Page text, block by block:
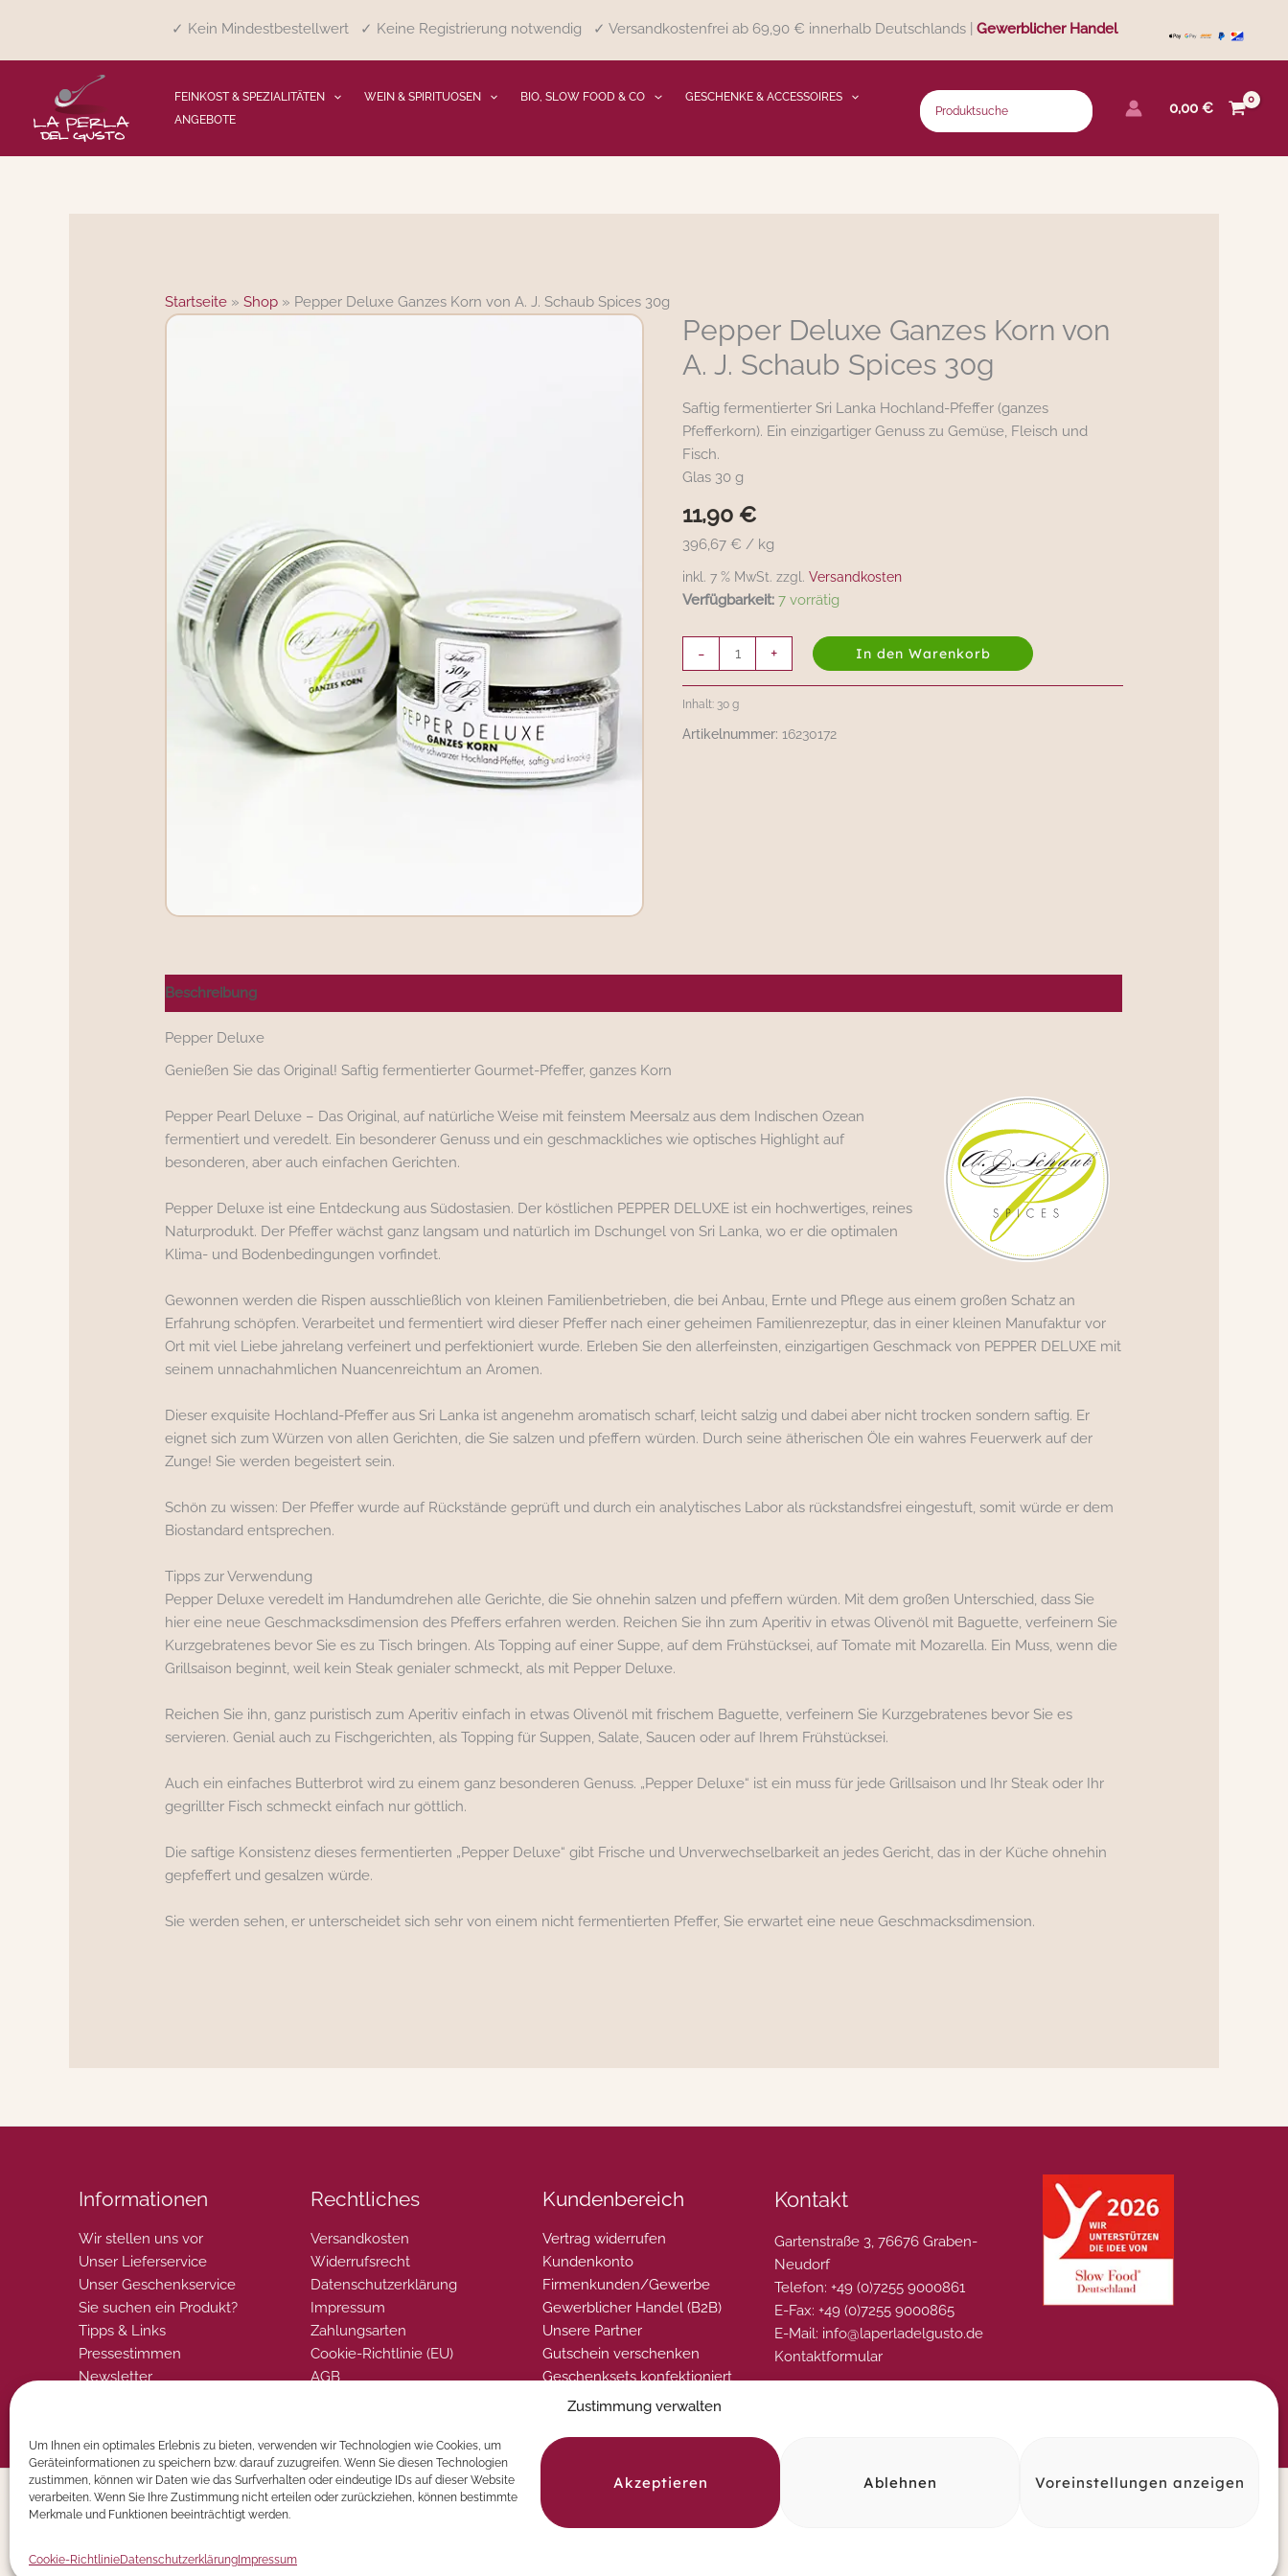
Zustimmung verwalten
Um Ihnen ein optimales Erlebnis zu bieten, verwenden wir Technologien wie Cookies, um
Geräteinformationen zu speichern bzw. darauf zuzugreifen. Wenn Sie diesen Technologien
zustimmen, können wir Daten wie das Surfverhalten oder eindeutige IDs auf dieser Website
verarbeiten. Wenn Sie Ihre Zustimmung nicht erteilen oder zurückziehen, können bestimmte
Merkmale und Funktionen beeinträchtigt werden.
Akzeptieren Ablehnen Voreinstellungen anzeigen
Cookie-RichtlinieDatenschutzerklärung Impressum
springen
✓ Kein Mindestbestellwert ✓ Keine Registrierung notwendig ✓ Versandkostenfrei ab 69,90 € innerhalb Deutschlands | Gewerblicher Handel
FEINKOST & SPEZIALITÄTEN WEIN & SPIRITUOSEN BIO, SLOW FOOD & CO
GESCHENKE & ACCESSOIRES
ANGEBOTE
0,00 €
Startseite »Shop » Pepper Deluxe Ganzes Korn von A. J. Schaub Spices 30g
Pepper Deluxe Ganzes Korn von
A. J. Schaub Spices 30g
Saftig fermentierter Sri Lanka Hochland-Pfeffer (ganzes
Pfefferkorn). Ein einzigartiger Genuss zu Gemüse, Fleisch und
Fisch.
Glas 30 g
11,90 €
396,67 € / kg
inkl. 7 % MwSt. zzgl. Versandkosten
Verfügbarkeit: 7 vorrätig
-
Pepper
Deluxe
Ganzes
von
A.
J.
Schaub
Spices
Menge
+ In den Warenkorb
Inhalt: 30 g
Artikelnummer: 16230172
Beschreibung
Pepper Deluxe
Genießen Sie das Original! Saftig fermentierter Gourmet-Pfeffer, ganzes Korn
Pepper Pearl Deluxe – Das Original, auf natürliche Weise mit feinstem Meersalz aus dem Indischen Ozean
fermentiert und veredelt. Ein besonderer Genuss und ein geschmackliches wie optisches Highlight auf
besonderen, aber auch einfachen Gerichten.
Pepper Deluxe ist eine Entdeckung aus Südostasien. Der köstlichen PEPPER DELUXE ist ein hochwertiges, reines
Naturprodukt. Der Pfeffer wächst ganz langsam und natürlich im Dschungel von Sri Lanka, wo er die optimalen
Klima- und Bodenbedingungen vorfindet.
Gewonnen werden die Rispen ausschließlich von kleinen Familienbetrieben, die bei Anbau, Ernte und Pflege aus einem großen Schatz an
Erfahrung schöpfen. Verarbeitet und fermentiert wird dieser Pfeffer nach einer geheimen Familienrezeptur, das in einer kleinen Manufaktur vor
Ort mit viel Liebe jahrelang verfeinert und perfektioniert wurde. Erleben Sie den allerfeinsten, einzigartigen Geschmack von PEPPER DELUXE mit
seinem unnachahmlichen Nuancenreichtum an Aromen.
Dieser exquisite Hochland-Pfeffer aus Sri Lanka ist angenehm aromatisch scharf, leicht salzig und dabei aber nicht trocken sondern saftig. Er
eignet sich zum Würzen von allen Gerichten, die Sie salzen und pfeffern würden. Durch seine ätherischen Öle ein wahres Feuerwerk auf der
Zunge! Sie werden begeistert sein.
Schön zu wissen: Der Pfeffer wurde auf Rückstände geprüft und durch ein analytisches Labor als rückstandsfrei eingestuft, somit würde er dem
Biostandard entsprechen.
Tipps zur Verwendung
Pepper Deluxe veredelt im Handumdrehen alle Gerichte, die Sie ohnehin salzen und pfeffern würden. Mit dem großen Unterschied, dass Sie
hier eine neue Geschmacksdimension des Pfeffers erfahren werden. Reichen Sie ihn zum Aperitiv in etwas Olivenöl mit Baguette, verfeinern Sie
Kurzgebratenes bevor Sie es zu Tisch bringen. Als Topping auf einer Suppe, auf dem Frühstücksei, auf Tomate mit Mozarella. Ein Muss, wenn die
Grillsaison beginnt, weil kein Steak genialer schmeckt, als mit Pepper Deluxe.
Reichen Sie ihn, ganz puristisch zum Aperitiv einfach in etwas Olivenöl mit frischem Baguette, verfeinern Sie Kurzgebratenes bevor Sie es
servieren. Genial auch zu Fischgerichten, als Topping für Suppen, Salate, Saucen oder auf Ihrem Frühstücksei.
Auch ein einfaches Butterbrot wird zu einem ganz besonderen Genuss. „Pepper Deluxe“ ist ein muss für jede Grillsaison und Ihr Steak oder Ihr
gegrillter Fisch schmeckt einfach nur göttlich.
Die saftige Konsistenz dieses fermentierten „Pepper Deluxe“ gibt Frische und Unverwechselbarkeit an jedes Gericht, das in der Küche ohnehin
gepfeffert und gesalzen würde.
Sie werden sehen, er unterscheidet sich sehr von einem nicht fermentierten Pfeffer, Sie erwartet eine neue Geschmacksdimension.
Informationen
Wir stellen uns vor
Unser Lieferservice
Unser Geschenkservice
Sie suchen ein Produkt?
Tipps & Links
Pressestimmen
Newsletter
Rechtliches
Versandkosten
Widerrufsrecht
Datenschutzerklärung
Impressum
Zahlungsarten
Cookie-Richtlinie (EU)
AGB
Kundenbereich
Vertrag widerrufen
Kundenkonto
Firmenkunden/Gewerbe
Gewerblicher Handel (B2B)
Unsere Partner
Gutschein verschenken
Geschenksets konfektioniert
Kontakt
Gartenstraße 3, 76676 Graben-
Neudorf
Telefon: +49 (0)7255 9000861
E-Fax: +49 (0)7255 9000865
E-Mail: info@laperladelgusto.de
Kontaktformular
© 2026 La Perla del Gusto. Natürlich genießen